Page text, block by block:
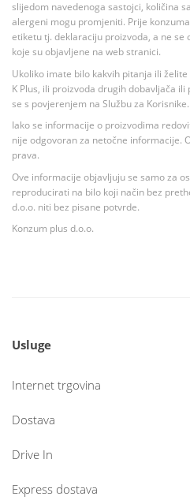
slijedom navedenoga sastojci, količina
alergeni mogu promjeniti. Prije
etiketu tj. deklaraciju proizvoda, a ne
koje su objavljene na web stranici.
Ukoliko imate bilo kakvih pitanja ili
K Plus, ili proizvoda drugih dobavljača
se s povjerenjem na Službu za Korisnike.
Iako se informacije o proizvodima
nije odgovoran za netočne informacije.
prava.
Ove informacije objavljuju se samo za
reproducirati na bilo koji način bez
d.o.o. niti bez pisane potvrde.
Konzum plus d.o.o.
Usluge
Internet trgovina
Dostava
Drive In
Express dostava